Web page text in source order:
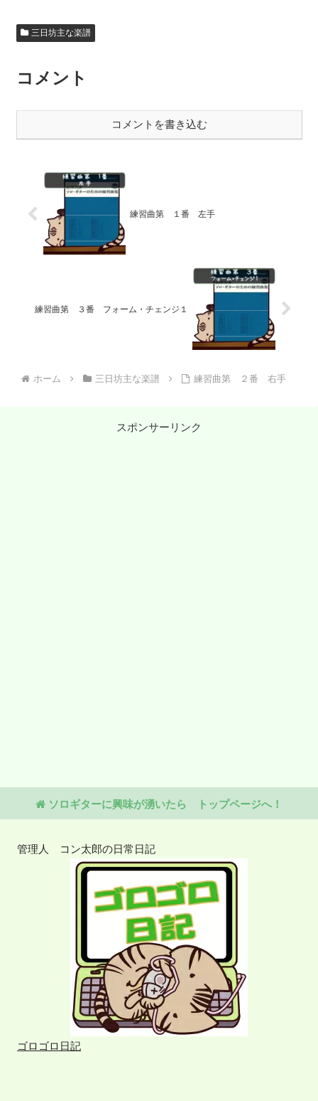
三日坊主な楽譜
コメント
コメントを書き込む
練習曲第 １番 左手
練習曲第 ３番 フォーム・チェンジ１
ホーム 三日坊主な楽譜 練習曲第 ２番 右手
スポンサーリンク
ソロギターに興味が湧いたら トップページへ！
管理人 コン太郎の日常日記
ゴロゴロ日記